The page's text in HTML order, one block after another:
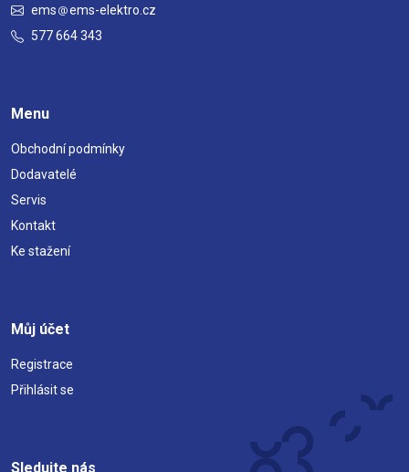
ems
ems-elektro.cz
577 664 343
Menu
Obchodní podmínky
Dodavatelé
Servis
Kontakt
Ke stažení
Můj účet
Registrace
Přihlásit se
Sledujte nás